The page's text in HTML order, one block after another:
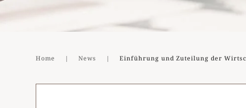
Home News Einführung und Zuteilung der